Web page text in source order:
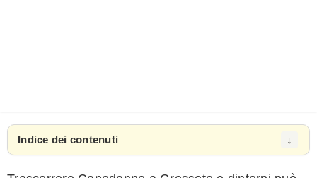
Indice dei contenuti